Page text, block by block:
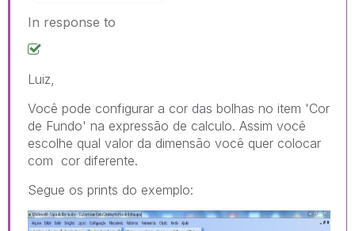
In response to
Luiz,
Você pode configurar a cor das bolhas no item 'Cor
de Fundo' na expressão de calculo. Assim você
escolhe qual valor da dimensão você quer colocar
com cor diferente.
Segue os prints do exemplo: